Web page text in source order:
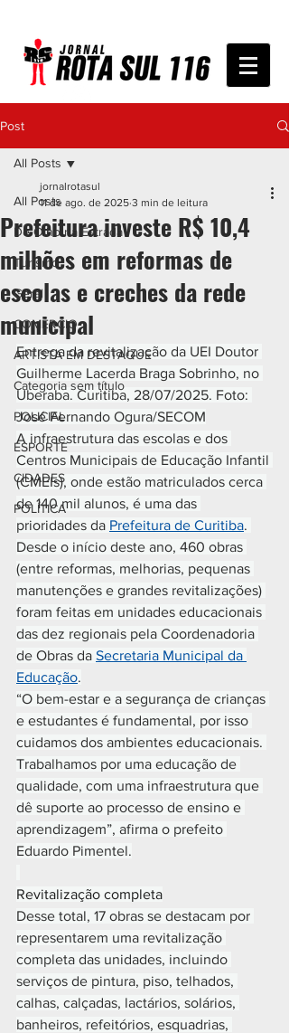
Post
All Posts
De Olho na Estrada
Turismo
Geral
COMÉRCIO
ARTISTA EM DESTAQUE
Categoria sem título
POLICIAL
ESPORTE
CIDADES
POLÍTICA
All Posts
Prefeitura investe R$ 10,4
milhões em reformas de
escolas e creches da rede
municipal
jornalrotasul
11 de ago. de 2025 3 min de leitura
Entrega da revitalização da UEI Doutor
Guilherme Lacerda Braga Sobrinho, no
Uberaba. Curitiba, 28/07/2025. Foto:
José Fernando Ogura/SECOM
A infraestrutura das escolas e dos
Centros Municipais de Educação Infantil
(CMEIs), onde estão matriculados cerca
de 140 mil alunos, é uma das
prioridades da Prefeitura de Curitiba.
Desde o início deste ano, 460 obras
(entre reformas, melhorias, pequenas
manutenções e grandes revitalizações)
foram feitas em unidades educacionais
das dez regionais pela Coordenadoria
de Obras da Secretaria Municipal da
Educação.
“O bem-estar e a segurança de crianças
e estudantes é fundamental, por isso
cuidamos dos ambientes educacionais.
Trabalhamos por uma educação de
qualidade, com uma infraestrutura que
dê suporte ao processo de ensino e
aprendizagem”, afirma o prefeito
Eduardo Pimentel.
Revitalização completa
Desse total, 17 obras se destacam por
representarem uma revitalização
completa das unidades, incluindo
serviços de pintura, piso, telhados,
calhas, calçadas, lactários, solários,
banheiros, refeitórios, esquadrias,